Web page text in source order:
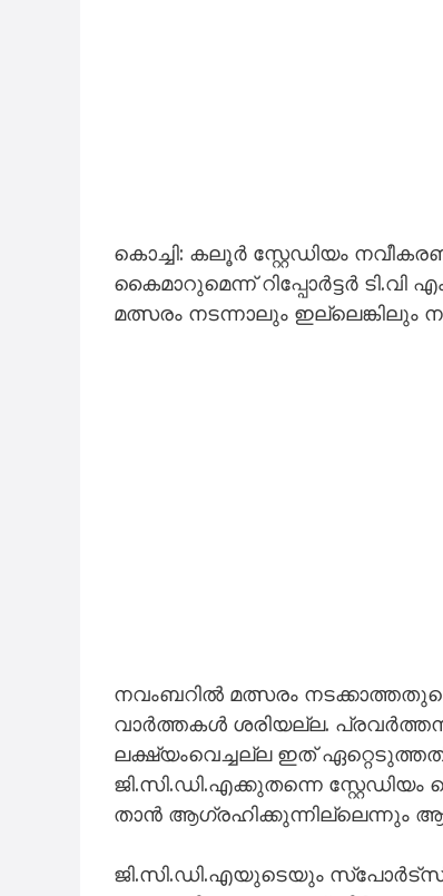
കൊച്ചി: കലൂർ സ്റ്റേഡിയം
കൈമാറുമെന്ന് റിപ്പോർട്ടർ
മത്സരം നടന്നാലും ഇല്ലെങ്കിലും
നവംബറിൽ മത്സരം
വാർത്തകൾ ശരിയല്ല.
ലക്ഷ്യംവെച്ചല്ല ഇത്
ജി.സി.ഡി.എക്കുതന്നെ
താൻ ആഗ്രഹിക്കുന്നില്ലെന്നും
ജി.സി.ഡി.എയുടെയും